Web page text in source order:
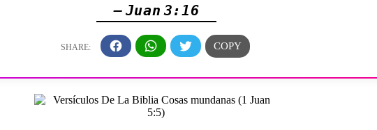
— Juan 3:16